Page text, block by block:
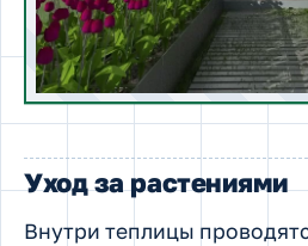
Уход за растениями
Внутри теплицы